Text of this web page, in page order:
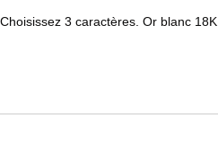
3 caractères. Or blanc 18K.